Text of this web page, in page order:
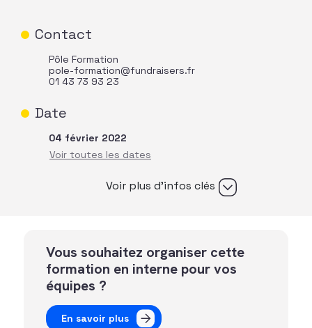
Contact
Pôle Formation
pole-formation@fundraisers.fr
01 43 73 93 23
Date
04 février 2022
Voir plus d’infos clés
Vous souhaitez organiser cette
formation en interne pour vos
équipes ?
En savoir plus